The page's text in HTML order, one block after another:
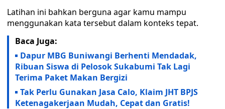
Latihan ini bahkan berguna agar kamu mampu
menggunakan kata tersebut dalam konteks tepat.
Baca Juga:
Dapur MBG Buniwangi Berhenti Mendadak,
Ribuan Siswa di Pelosok Sukabumi Tak Lagi
Terima Paket Makan Bergizi
Tak Perlu Gunakan Jasa Calo, Klaim JHT BPJS
Ketenagakerjaan Mudah, Cepat dan Gratis!